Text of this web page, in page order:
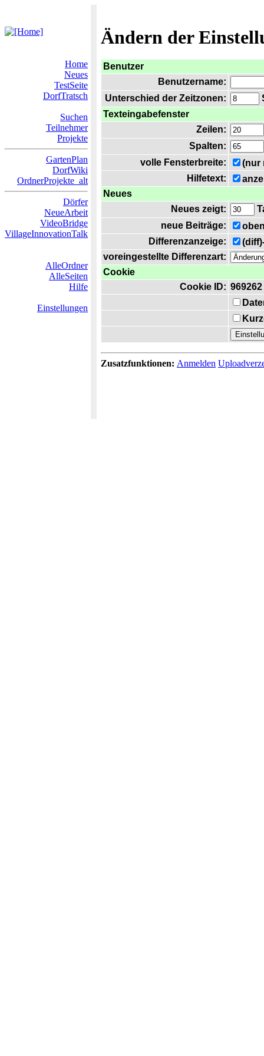
Ändern der
Home
Neues
TestSeite
DorfTratsch
Suchen
Teilnehmer
Projekte
GartenPlan
DorfWiki
OrdnerProjekte_alt
Dörfer
NeueArbeit
VideoBridge
VillageInnovationTalk
AlleOrdner
AlleSeiten
Hilfe
Einstellungen
Benutzer
Benutzername:
Unterschied der Zeitzonen:
Texteingabefenster
Zeilen:
Spalten:
volle Fensterbreite:
(nur
Hilfetext:
Neues
Neues zeigt:
neue Beiträge:
Differenzanzeige:
voreingestellte Differenzart:
Cookie
Cookie ID: 969262
Zusatzfunktionen: Anmelden